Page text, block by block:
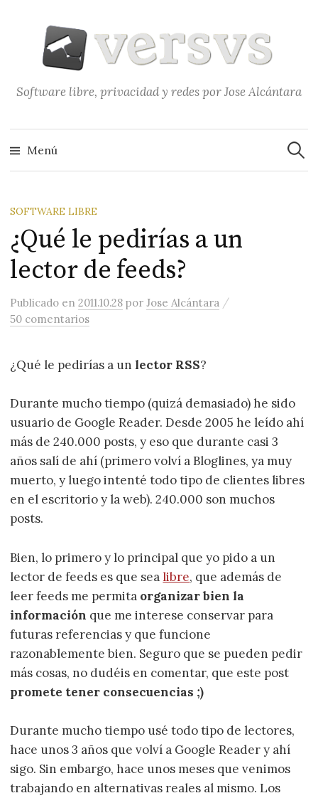
contenido
Software libre, privacidad y redes por Jose Alcántara
Menú
SOFTWARE LIBRE
¿Qué le pedirías a un
lector de feeds?
Publicado en2011.10.28 porJose Alcántara /
50 comentarios
¿Qué le pedirías a un lector RSS?
Durante mucho tiempo (quizá demasiado) he sido
usuario de Google Reader. Desde 2005 he leído ahí
más de 240.000 posts, y eso que durante casi 3
años salí de ahí (primero volví a Bloglines, ya muy
muerto, y luego intenté todo tipo de clientes libres
en el escritorio y la web). 240.000 son muchos
posts.
Bien, lo primero y lo principal que yo pido a un
lector de feeds es que sealibre, que además de
leer feeds me permita organizar bien la
información que me interese conservar para
futuras referencias y que funcione
razonablemente bien. Seguro que se pueden pedir
más cosas, no dudéis en comentar, que este post
promete tener consecuencias ;)
Durante mucho tiempo usé todo tipo de lectores,
hace unos 3 años que volví a Google Reader y ahí
sigo. Sin embargo, hace unos meses que venimos
trabajando en alternativas reales al mismo. Los